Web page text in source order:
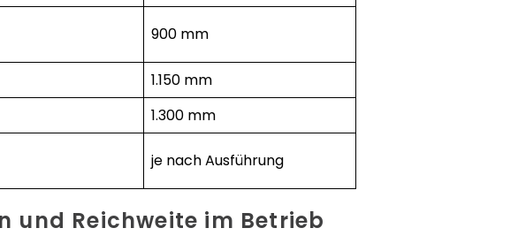
900 mm
1.150 mm
1.300 mm
je nach Ausführung
und Reichweite im Betrieb